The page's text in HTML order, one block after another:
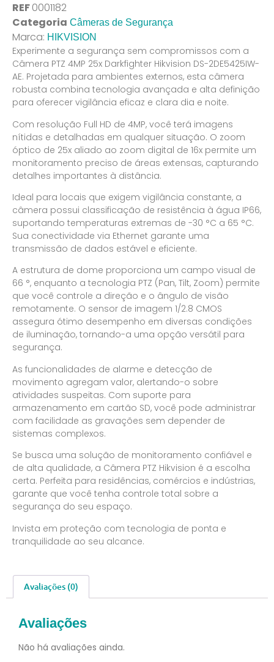
Experimente a segurança sem compromissos com a
Câmera PTZ 4MP 25x Darkfighter Hikvision DS-2DE5425IW-
AE. Projetada para ambientes externos, esta câmera
robusta combina tecnologia avançada e alta definição
para oferecer vigilância eficaz e clara dia e noite.
Com resolução Full HD de 4MP, você terá imagens
nítidas e detalhadas em qualquer situação. O zoom
óptico de 25x aliado ao zoom digital de 16x permite um
monitoramento preciso de áreas extensas, capturando
detalhes importantes à distância.
Ideal para locais que exigem vigilância constante, a
câmera possui classificação de resistência à água IP66,
suportando temperaturas extremas de -30 °C a 65 °C.
Sua conectividade via Ethernet garante uma
transmissão de dados estável e eficiente.
A estrutura de dome proporciona um campo visual de
66 °, enquanto a tecnologia PTZ (Pan, Tilt, Zoom) permite
que você controle a direção e o ângulo de visão
remotamente. O sensor de imagem 1/2.8 CMOS
assegura ótimo desempenho em diversas condições
de iluminação, tornando-a uma opção versátil para
segurança.
As funcionalidades de alarme e detecção de
movimento agregam valor, alertando-o sobre
atividades suspeitas. Com suporte para
armazenamento em cartão SD, você pode administrar
com facilidade as gravações sem depender de
sistemas complexos.
Se busca uma solução de monitoramento confiável e
de alta qualidade, a Câmera PTZ Hikvision é a escolha
certa. Perfeita para residências, comércios e indústrias,
garante que você tenha controle total sobre a
segurança do seu espaço.
Invista em proteção com tecnologia de ponta e
tranquilidade ao seu alcance.
REF0001182
Categoria Câmeras de Segurança
Marca: HIKVISION
Avaliações (0)
Avaliações
Não há avaliações ainda.